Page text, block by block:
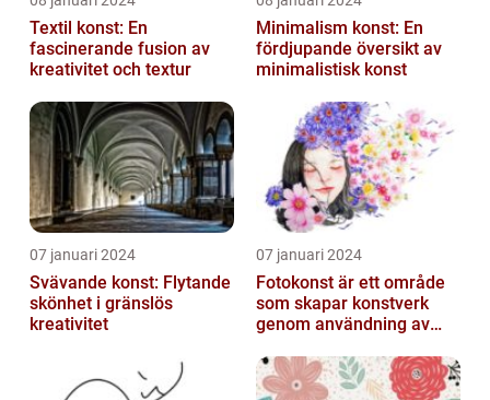
Textil konst: En
fascinerande fusion av
kreativitet och textur
Minimalism konst: En
fördjupande översikt av
minimalistisk konst
07 januari 2024
Svävande konst: Flytande
skönhet i gränslös
kreativitet
07 januari 2024
Fotokonst är ett område
som skapar konstverk
genom användning av